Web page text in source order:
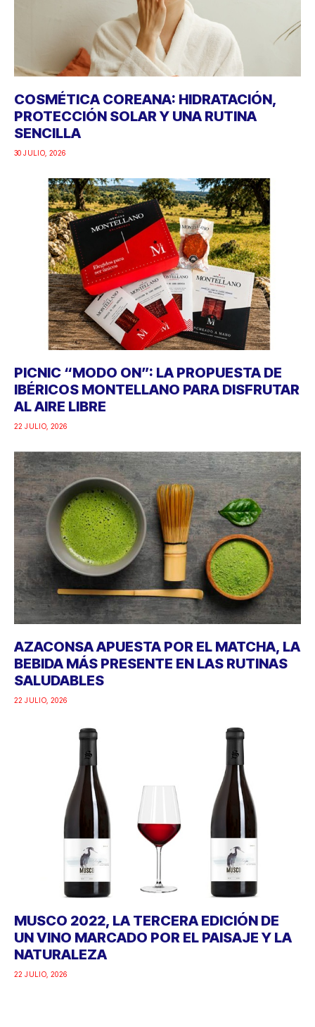
COSMÉTICA COREANA: HIDRATACIÓN,
PROTECCIÓN SOLAR Y UNA RUTINA
SENCILLA
30 JULIO, 2026
PICNIC “MODO ON”: LA PROPUESTA DE
IBÉRICOS MONTELLANO PARA DISFRUTAR
AL AIRE LIBRE
22 JULIO, 2026
AZACONSA APUESTA POR EL MATCHA, LA
BEBIDA MÁS PRESENTE EN LAS RUTINAS
SALUDABLES
22 JULIO, 2026
MUSCO 2022, LA TERCERA EDICIÓN DE
UN VINO MARCADO POR EL PAISAJE Y LA
NATURALEZA
22 JULIO, 2026